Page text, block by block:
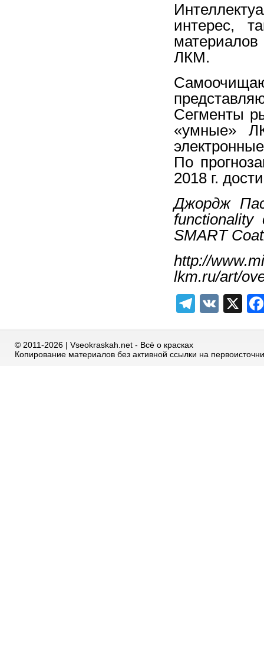
интерес,
ЛКМ.
Сегменты
«умные»
По
2018 г.
Джордж
SMART
http://
lkm.ru/art/
VK X
© 2011-2026 | Vseokraskah.net - Всё о красках
Копирование материалов без активной ссылки на